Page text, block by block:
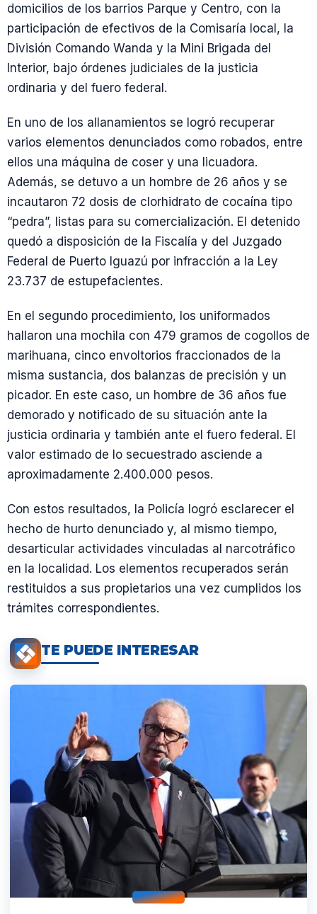
domicilios de los barrios Parque y Centro, con la
participación de efectivos de la Comisaría local, la
División Comando Wanda y la Mini Brigada del
Interior, bajo órdenes judiciales de la justicia
ordinaria y del fuero federal.
En uno de los allanamientos se logró recuperar
varios elementos denunciados como robados, entre
ellos una máquina de coser y una licuadora.
Además, se detuvo a un hombre de 26 años y se
incautaron 72 dosis de clorhidrato de cocaína tipo
“pedra”, listas para su comercialización. El detenido
quedó a disposición de la Fiscalía y del Juzgado
Federal de Puerto Iguazú por infracción a la Ley
23.737 de estupefacientes.
En el segundo procedimiento, los uniformados
hallaron una mochila con 479 gramos de cogollos de
marihuana, cinco envoltorios fraccionados de la
misma sustancia, dos balanzas de precisión y un
picador. En este caso, un hombre de 36 años fue
demorado y notificado de su situación ante la
justicia ordinaria y también ante el fuero federal. El
valor estimado de lo secuestrado asciende a
aproximadamente 2.400.000 pesos.
Con estos resultados, la Policía logró esclarecer el
hecho de hurto denunciado y, al mismo tiempo,
desarticular actividades vinculadas al narcotráfico
en la localidad. Los elementos recuperados serán
restituidos a sus propietarios una vez cumplidos los
trámites correspondientes.
TE PUEDE INTERESAR